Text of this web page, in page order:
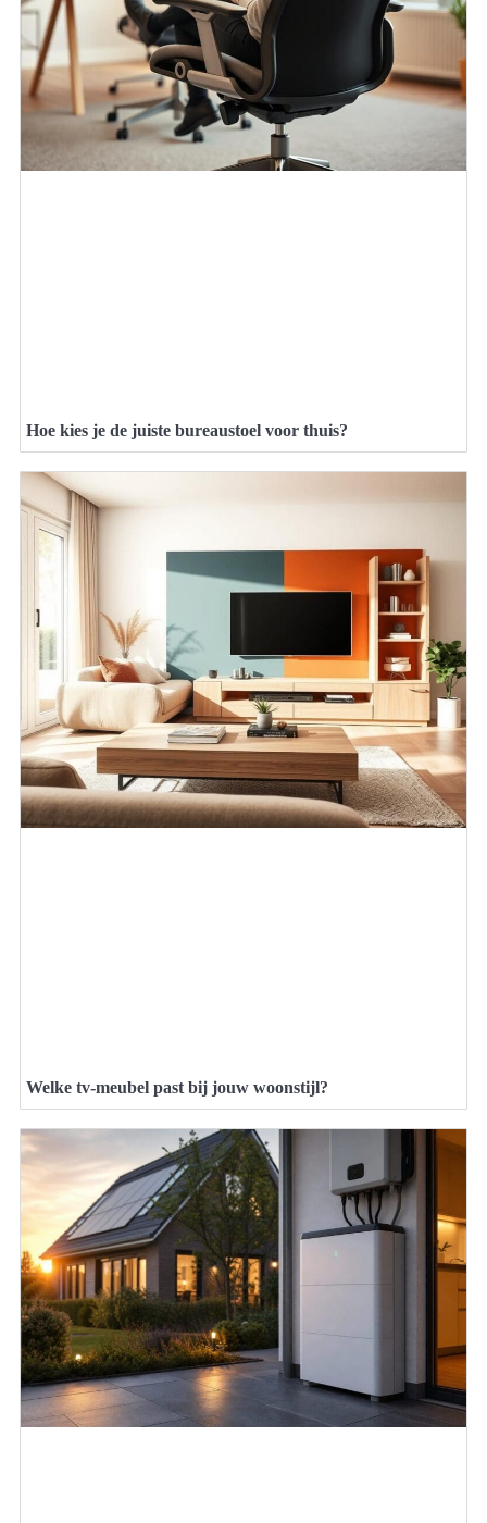
Hoe kies je de juiste bureaustoel voor thuis?
Welke tv-meubel past bij jouw woonstijl?